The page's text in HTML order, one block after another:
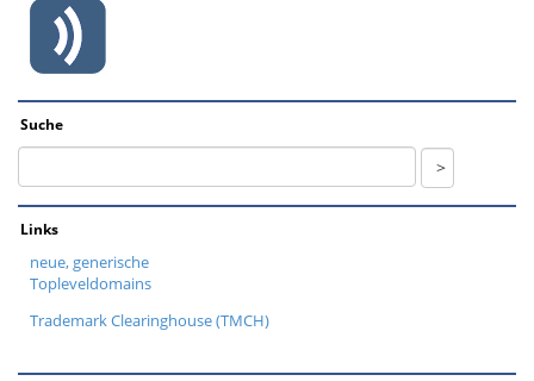
Suche
Links
neue, generische
Topleveldomains
Trademark Clearinghouse (TMCH)